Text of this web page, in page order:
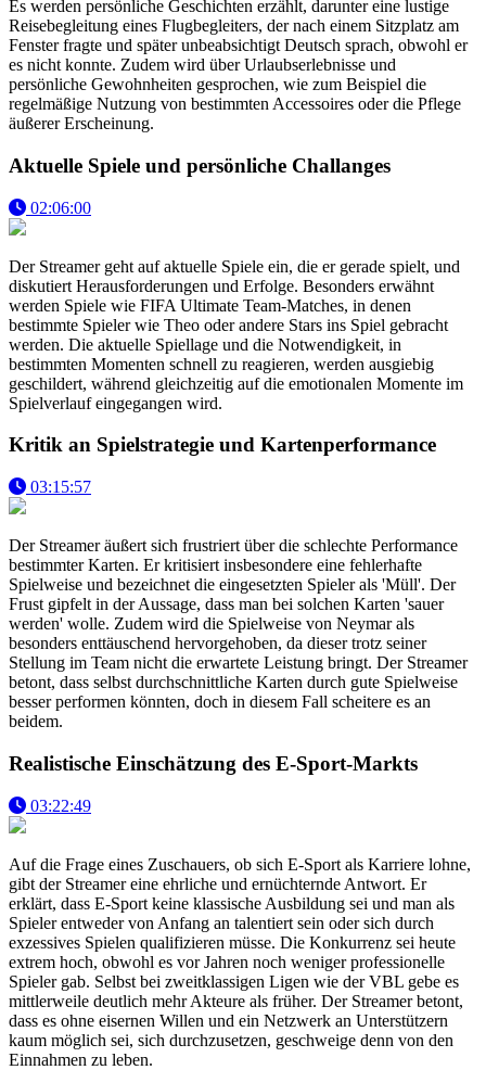
Es werden persönliche Geschichten erzählt, darunter eine lustige
Reisebegleitung eines Flugbegleiters, der nach einem Sitzplatz am
Fenster fragte und später unbeabsichtigt Deutsch sprach, obwohl er
es nicht konnte. Zudem wird über Urlaubserlebnisse und
persönliche Gewohnheiten gesprochen, wie zum Beispiel die
regelmäßige Nutzung von bestimmten Accessoires oder die Pflege
äußerer Erscheinung.
Aktuelle Spiele und persönliche Challanges
02:06:00
Der Streamer geht auf aktuelle Spiele ein, die er gerade spielt, und
diskutiert Herausforderungen und Erfolge. Besonders erwähnt
werden Spiele wie FIFA Ultimate Team-Matches, in denen
bestimmte Spieler wie Theo oder andere Stars ins Spiel gebracht
werden. Die aktuelle Spiellage und die Notwendigkeit, in
bestimmten Momenten schnell zu reagieren, werden ausgiebig
geschildert, während gleichzeitig auf die emotionalen Momente im
Spielverlauf eingegangen wird.
Kritik an Spielstrategie und Kartenperformance
03:15:57
Der Streamer äußert sich frustriert über die schlechte Performance
bestimmter Karten. Er kritisiert insbesondere eine fehlerhafte
Spielweise und bezeichnet die eingesetzten Spieler als 'Müll'. Der
Frust gipfelt in der Aussage, dass man bei solchen Karten 'sauer
werden' wolle. Zudem wird die Spielweise von Neymar als
besonders enttäuschend hervorgehoben, da dieser trotz seiner
Stellung im Team nicht die erwartete Leistung bringt. Der Streamer
betont, dass selbst durchschnittliche Karten durch gute Spielweise
besser performen könnten, doch in diesem Fall scheitere es an
beidem.
Realistische Einschätzung des E-Sport-Markts
03:22:49
Auf die Frage eines Zuschauers, ob sich E-Sport als Karriere lohne,
gibt der Streamer eine ehrliche und ernüchternde Antwort. Er
erklärt, dass E-Sport keine klassische Ausbildung sei und man als
Spieler entweder von Anfang an talentiert sein oder sich durch
exzessives Spielen qualifizieren müsse. Die Konkurrenz sei heute
extrem hoch, obwohl es vor Jahren noch weniger professionelle
Spieler gab. Selbst bei zweitklassigen Ligen wie der VBL gebe es
mittlerweile deutlich mehr Akteure als früher. Der Streamer betont,
dass es ohne eisernen Willen und ein Netzwerk an Unterstützern
kaum möglich sei, sich durchzusetzen, geschweige denn von den
Einnahmen zu leben.